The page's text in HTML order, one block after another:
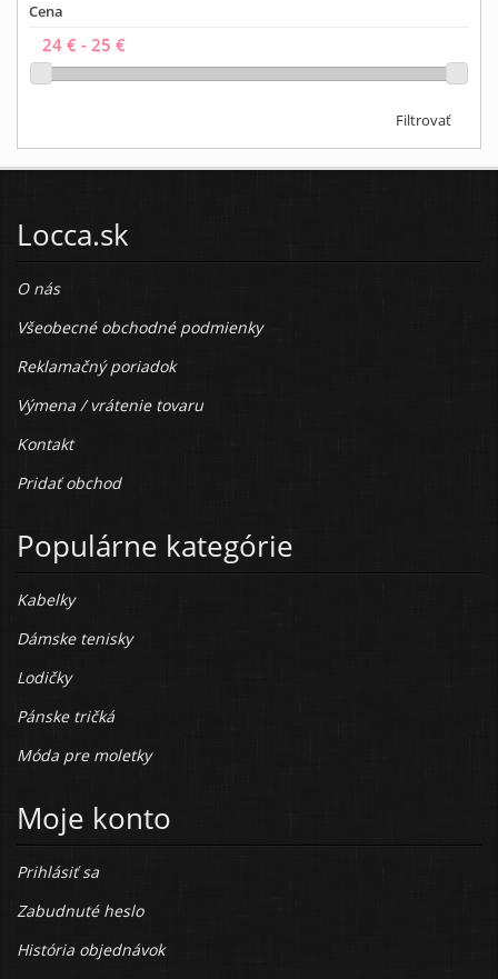
Cena
Filtrovať
Locca.sk
O nás
Všeobecné obchodné podmienky
Reklamačný poriadok
Výmena / vrátenie tovaru
Kontakt
Pridať obchod
Populárne kategórie
Kabelky
Dámske tenisky
Lodičky
Pánske tričká
Móda pre moletky
Moje konto
Prihlásiť sa
Zabudnuté heslo
História objednávok